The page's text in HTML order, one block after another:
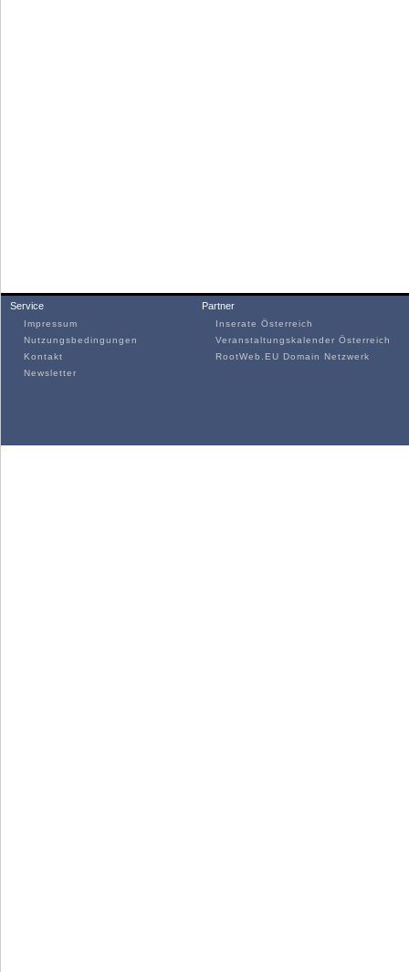
Service
Impressum
Nutzungsbedingungen
Kontakt
Newsletter
Partner
Inserate Österreich
Veranstaltungskalender Österreich
RootWeb.EU Domain Netzwerk